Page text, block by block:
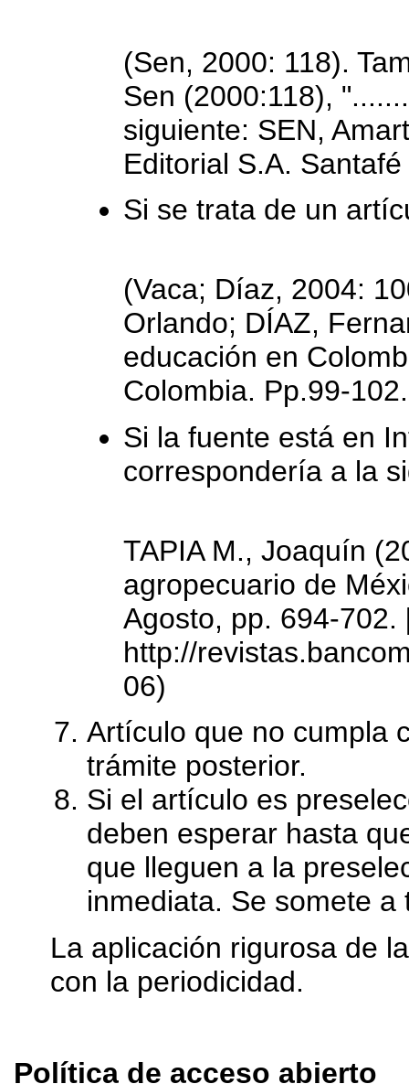
(Sen, 2000: 118).
Sen (2000:118),
siguiente: SEN,
Editorial S.A.
Si se trata de un
(Vaca; Díaz, 2004:
Orlando; DÍAZ,
educación en
Colombia. Pp.99-102.
Si la fuente está en
correspondería a la
TAPIA M., Joaquín
agropecuario de
Agosto, pp. 694-
http://
06)
Artículo que no cumpla
trámite posterior.
Si el artículo es
deben esperar hasta
que lleguen a la
inmediata. Se somete a
La aplicación rigurosa de
con la periodicidad.
Política de acceso abierto